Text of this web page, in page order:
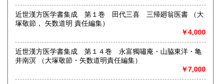
近世漢方医学書集成 第１巻 田代三喜 三帰廻翁医書 （大
塚敬節， 矢数道明 責任編集）
￥4,000
近世漢方医学書集成 第１４巻 永富獨嘯庵・山脇東洋・亀
井南溟 （大塚敬節・矢数道明責任編集）
￥7,000